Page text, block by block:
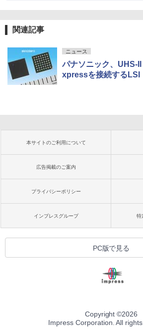
関連記事
ニュース
パナソニック、UHS-
xpressを接続するLSI
本サイトのご利用について
広告掲載のご案内
プライバシーポリシー
インプレスグループ 特
PC版で見る
Copyright ©2026
Impress Corporation. All